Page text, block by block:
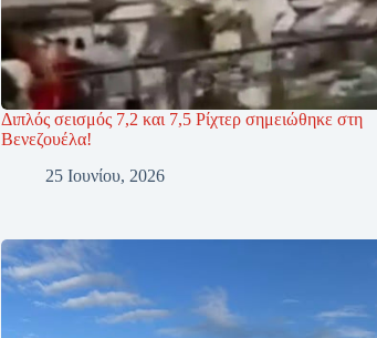
Διπλός σεισμός 7,2 και 7,5 Ρίχτερ σημειώθηκε στη
Βενεζουέλα!
25 Ιουνίου, 2026